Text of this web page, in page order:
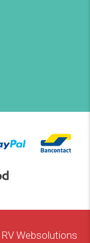
RV Websolutions